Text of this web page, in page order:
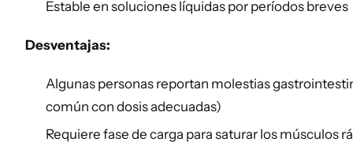
Estable en soluciones líquidas por períodos breves
Desventajas:
Algunas personas reportan molestias
común con dosis adecuadas)
Requiere fase de carga para saturar los músculos